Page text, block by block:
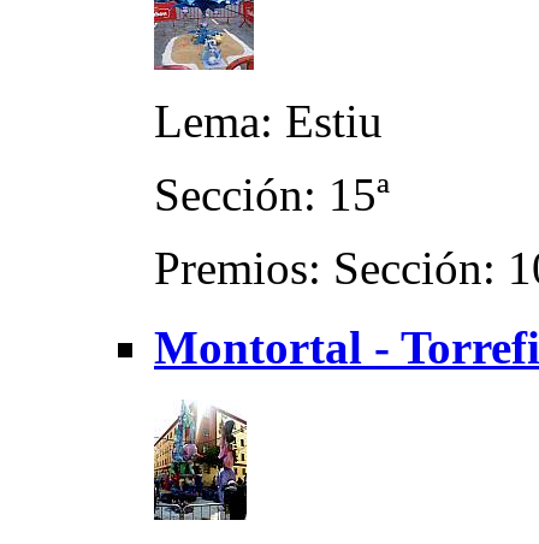
Lema: Estiu
Sección: 15ª
Premios: Sección:
Montortal -